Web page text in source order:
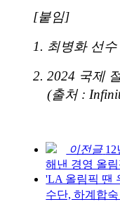
[붙임]
1. 최병화 선
2. 2024 국제
(출처 :
이전글
해낸 경영 올
'LA 올림픽 땐
수단, 하계합